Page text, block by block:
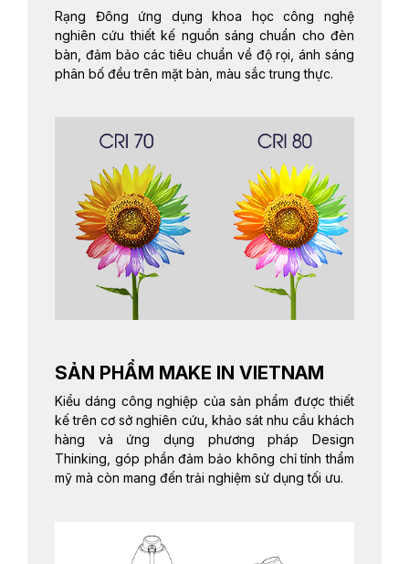
Rạng Đông ứng dụng khoa học công nghệ
nghiên cứu thiết kế nguồn sáng chuẩn cho đèn
bàn, đảm bảo các tiêu chuẩn về độ rọi, ánh sáng
phân bố đều trên mặt bàn, màu sắc trung thực.
SẢN PHẨM MAKE IN VIETNAM
Kiểu dáng công nghiệp của sản phẩm được thiết
kế trên cơ sở nghiên cứu, khảo sát nhu cầu khách
hàng và ứng dụng phương pháp Design
Thinking, góp phần đảm bảo không chỉ tính thẩm
mỹ mà còn mang đến trải nghiệm sử dụng tối ưu.